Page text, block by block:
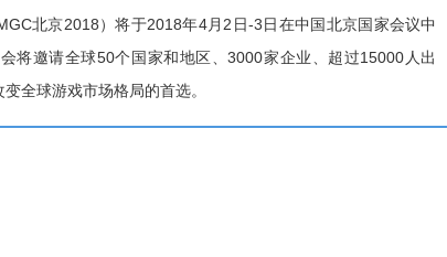
北京2018）将于2018年4月2日-3日在中国北京国家会议中
将邀请全球50个国家和地区、3000家企业、超过15000人出
全球游戏市场格局的首选。